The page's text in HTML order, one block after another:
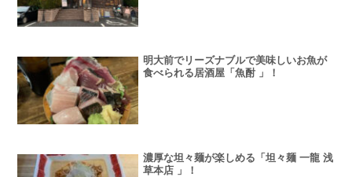
明大前でリーズナブルで美味しいお魚が
食べられる居酒屋「魚酎 」！
濃厚な坦々麺が楽しめる「坦々麺 一龍 浅
草本店 」！